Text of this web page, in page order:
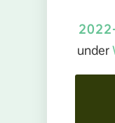
under